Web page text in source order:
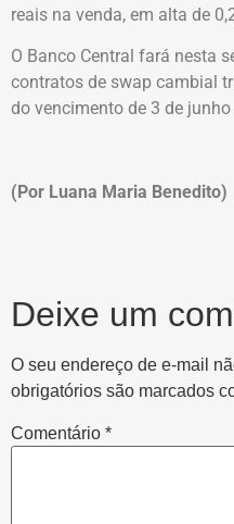
reais na venda, em alta de
O Banco Central fará nesta
contratos de swap cambial
do vencimento de 3 de junho
(Por Luana Maria Benedito)
Deixe um
O seu endereço de e-mail
obrigatórios são marcados
Comentário *